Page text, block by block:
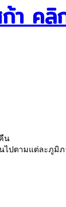
ก้า ค
น
ตามแต่ละภูมิภ